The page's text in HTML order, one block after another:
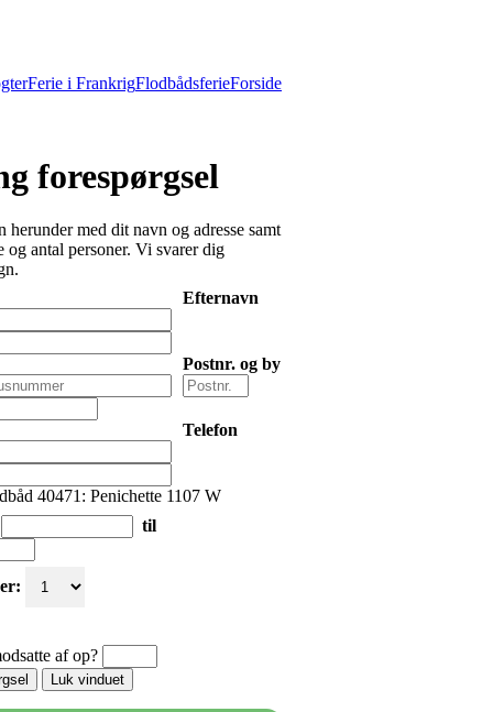
Ferie i FrankrigFlodbådsferieForside
forespørgsel
med dit navn og adresse samt
og antal personer. Vi svarer dig
Efternavn
Postnr. og by
Telefon
40471: Penichette 1107 W
til
af op?
Luk vinduet